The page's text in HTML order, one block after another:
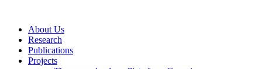
contentAbout Us
Research
Publications
Projects